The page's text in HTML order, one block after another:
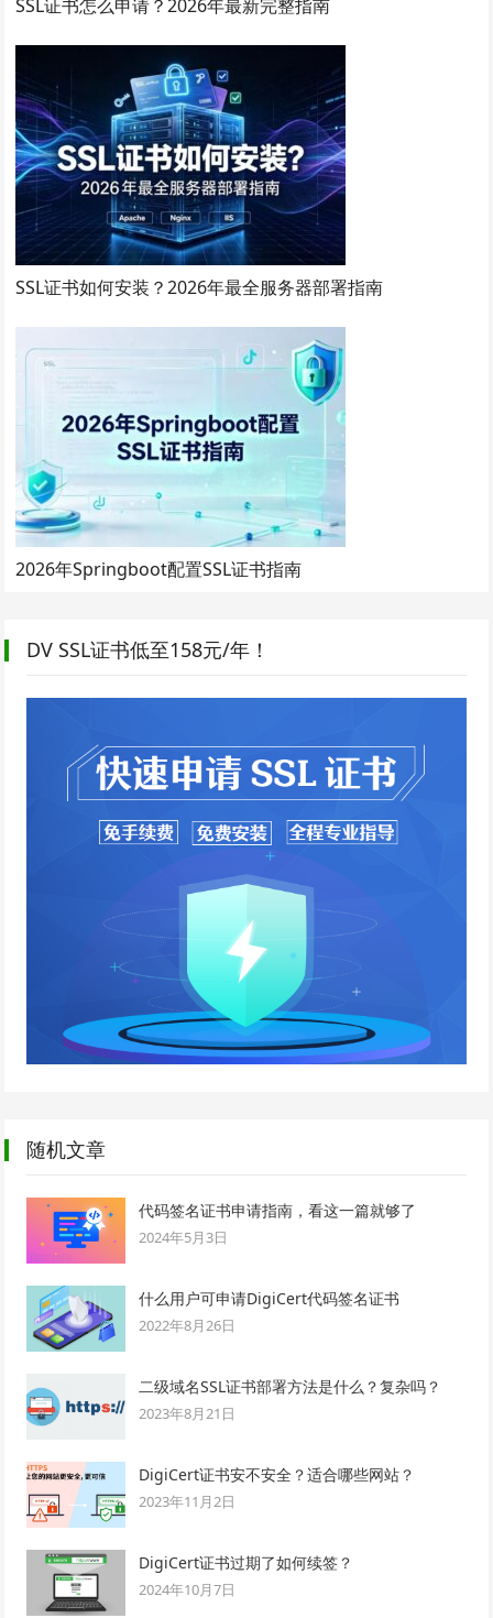
SSL证书怎么申请？2026年最新完整指南
SSL证书如何安装？2026年最全服务器部署指南
2026年Springboot配置SSL证书指南
DV SSL证书低至158元/年！
随机文章
代码签名证书申请指南，看这一篇就够了
2024年5月3日
什么用户可申请DigiCert代码签名证书
2022年8月26日
二级域名SSL证书部署方法是什么？复杂吗？
2023年8月21日
DigiCert证书安不安全？适合哪些网站？
2023年11月2日
DigiCert证书过期了如何续签？
2024年10月7日